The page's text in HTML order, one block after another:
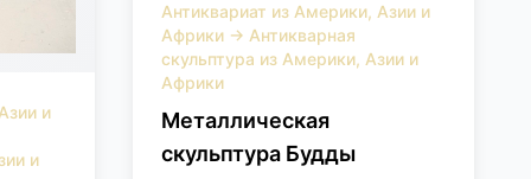
и
и
Антиквариат из Америки, Азии и
Африки → Антикварная
скульптура из Америки, Азии и
Африки
Металлическая
скульптура Будды